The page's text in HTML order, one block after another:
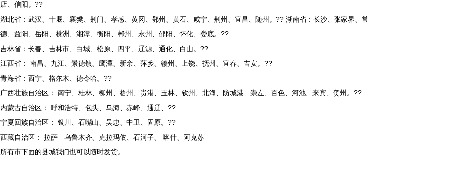
店、信阳。??
湖北省：武汉、十堰、襄樊、荆门、孝感、黄冈、鄂州、黄石、咸宁、荆州、宜昌、随州。?? 湖南省：长沙、张家界、常
德、益阳、岳阳、株洲、湘潭、衡阳、郴州、永州、邵阳、怀化、娄底。??
吉林省：长春、吉林市、白城、松原、四平、辽源、通化、白山。??
江西省： 南昌、九江、景德镇、鹰潭、新余、萍乡、赣州、上饶、抚州、宜春、吉安。??
青海省：西宁、格尔木、德令哈。??
广西壮族自治区： 南宁、桂林、柳州、梧州、贵港、玉林、钦州、北海、防城港、崇左、百色、河池、来宾、贺州。??
内蒙古自治区： 呼和浩特、包头、乌海、赤峰、通辽、??
宁夏回族自治区： 银川、石嘴山、吴忠、中卫、固原。??
西藏自治区： 拉萨：乌鲁木齐、克拉玛依、石河子、 喀什、阿克苏
所有市下面的县城我们也可以随时发货。